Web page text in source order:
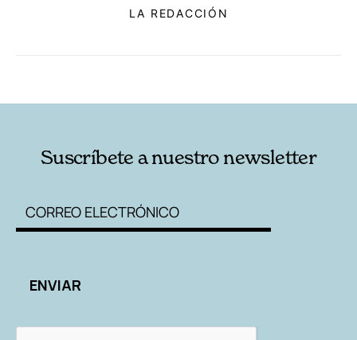
LA REDACCIÓN
Suscríbete a nuestro newsletter